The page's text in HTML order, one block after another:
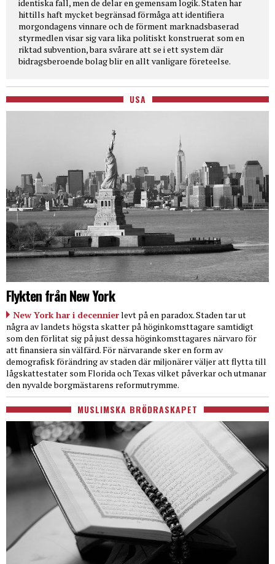
identiska fall, men de delar en gemensam logik. Staten har
hittills haft mycket begränsad förmåga att identifiera
morgondagens vinnare och de förment marknadsbaserad
styrmedlen visar sig vara lika politiskt konstruerat som en
riktad subvention, bara svårare att se i ett system där
bidragsberoende bolag blir en allt vanligare företeelse.
USA
Flykten från New York
New York har i decennierlevt på en paradox. Staden tar ut
några av landets högsta skatter på höginkomsttagare samtidigt
som den förlitat sig på just dessa höginkomsttagares närvaro för
att finansiera sin välfärd. För närvarande sker en form av
demografisk förändring av staden där miljonärer väljer att flytta till
lågskattestater som Florida och Texas vilket påverkar och utmanar
den nyvalde borgmästarens reformutrymme.
MUSLIMSKA BRÖDRASKAPET